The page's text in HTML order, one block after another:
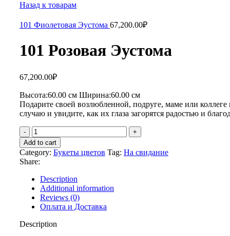
Назад к товарам
101 Фиолетовая Эустома 67,200.00₽
101 Розовая Эустома
67,200.00₽
Высота:60.00 см Ширина:60.00 см
Подарите своей возлюбленной, подруге, маме или коллеге
случаю и увидите, как их глаза загорятся радостью и
Add to cart
Category: Букеты цветов Tag: На свидание
Share:
Description
Additional information
Reviews (0)
Оплата и Доставка
Description